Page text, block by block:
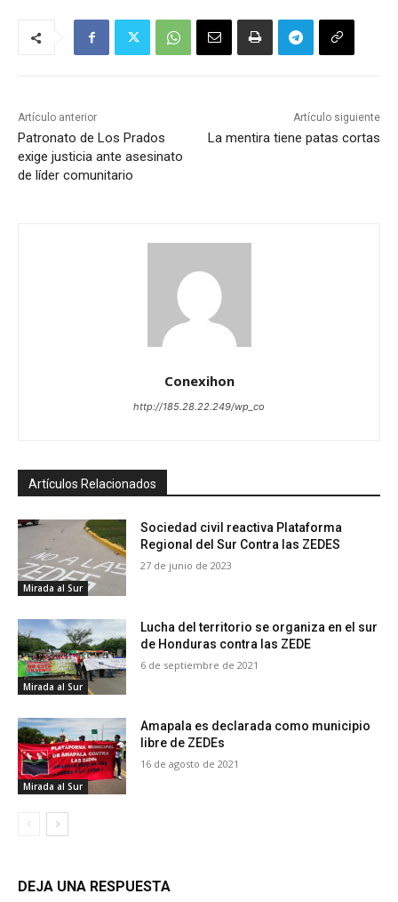
Artículo anterior
Patronato de Los Prados
exige justicia ante asesinato
de líder comunitario
Artículo siguiente
La mentira tiene patas cortas
Conexihon
http://185.28.22.249/wp_co
Artículos Relacionados
Mirada al Sur
Sociedad civil reactiva Plataforma
Regional del Sur Contra las ZEDES
27 de junio de 2023
Mirada al Sur
Lucha del territorio se organiza en el sur
de Honduras contra las ZEDE
6 de septiembre de 2021
Mirada al Sur
Amapala es declarada como municipio
libre de ZEDEs
16 de agosto de 2021
DEJA UNA RESPUESTA